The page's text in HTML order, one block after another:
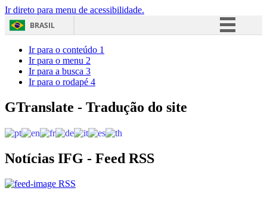
Ir direto para menu de acessibilidade.
BRASIL
Acesso à informação
Ir para o conteúdo 1
Ir para o menu 2
Ir para a busca 3
Ir para o rodapé 4
GTranslate - Tradução do site
Notícias IFG - Feed RSS
RSS